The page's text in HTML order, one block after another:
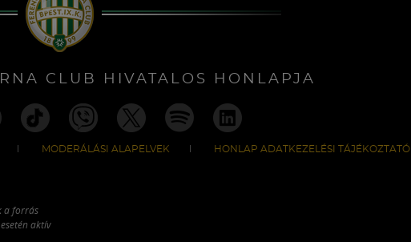
CLUB HIVATALOS HONLAPJA
MODERÁLÁSI ALAPELVEK HONLAP ADATKEZELÉSI TÁJÉKOZTATÓ
a forrás
aktív